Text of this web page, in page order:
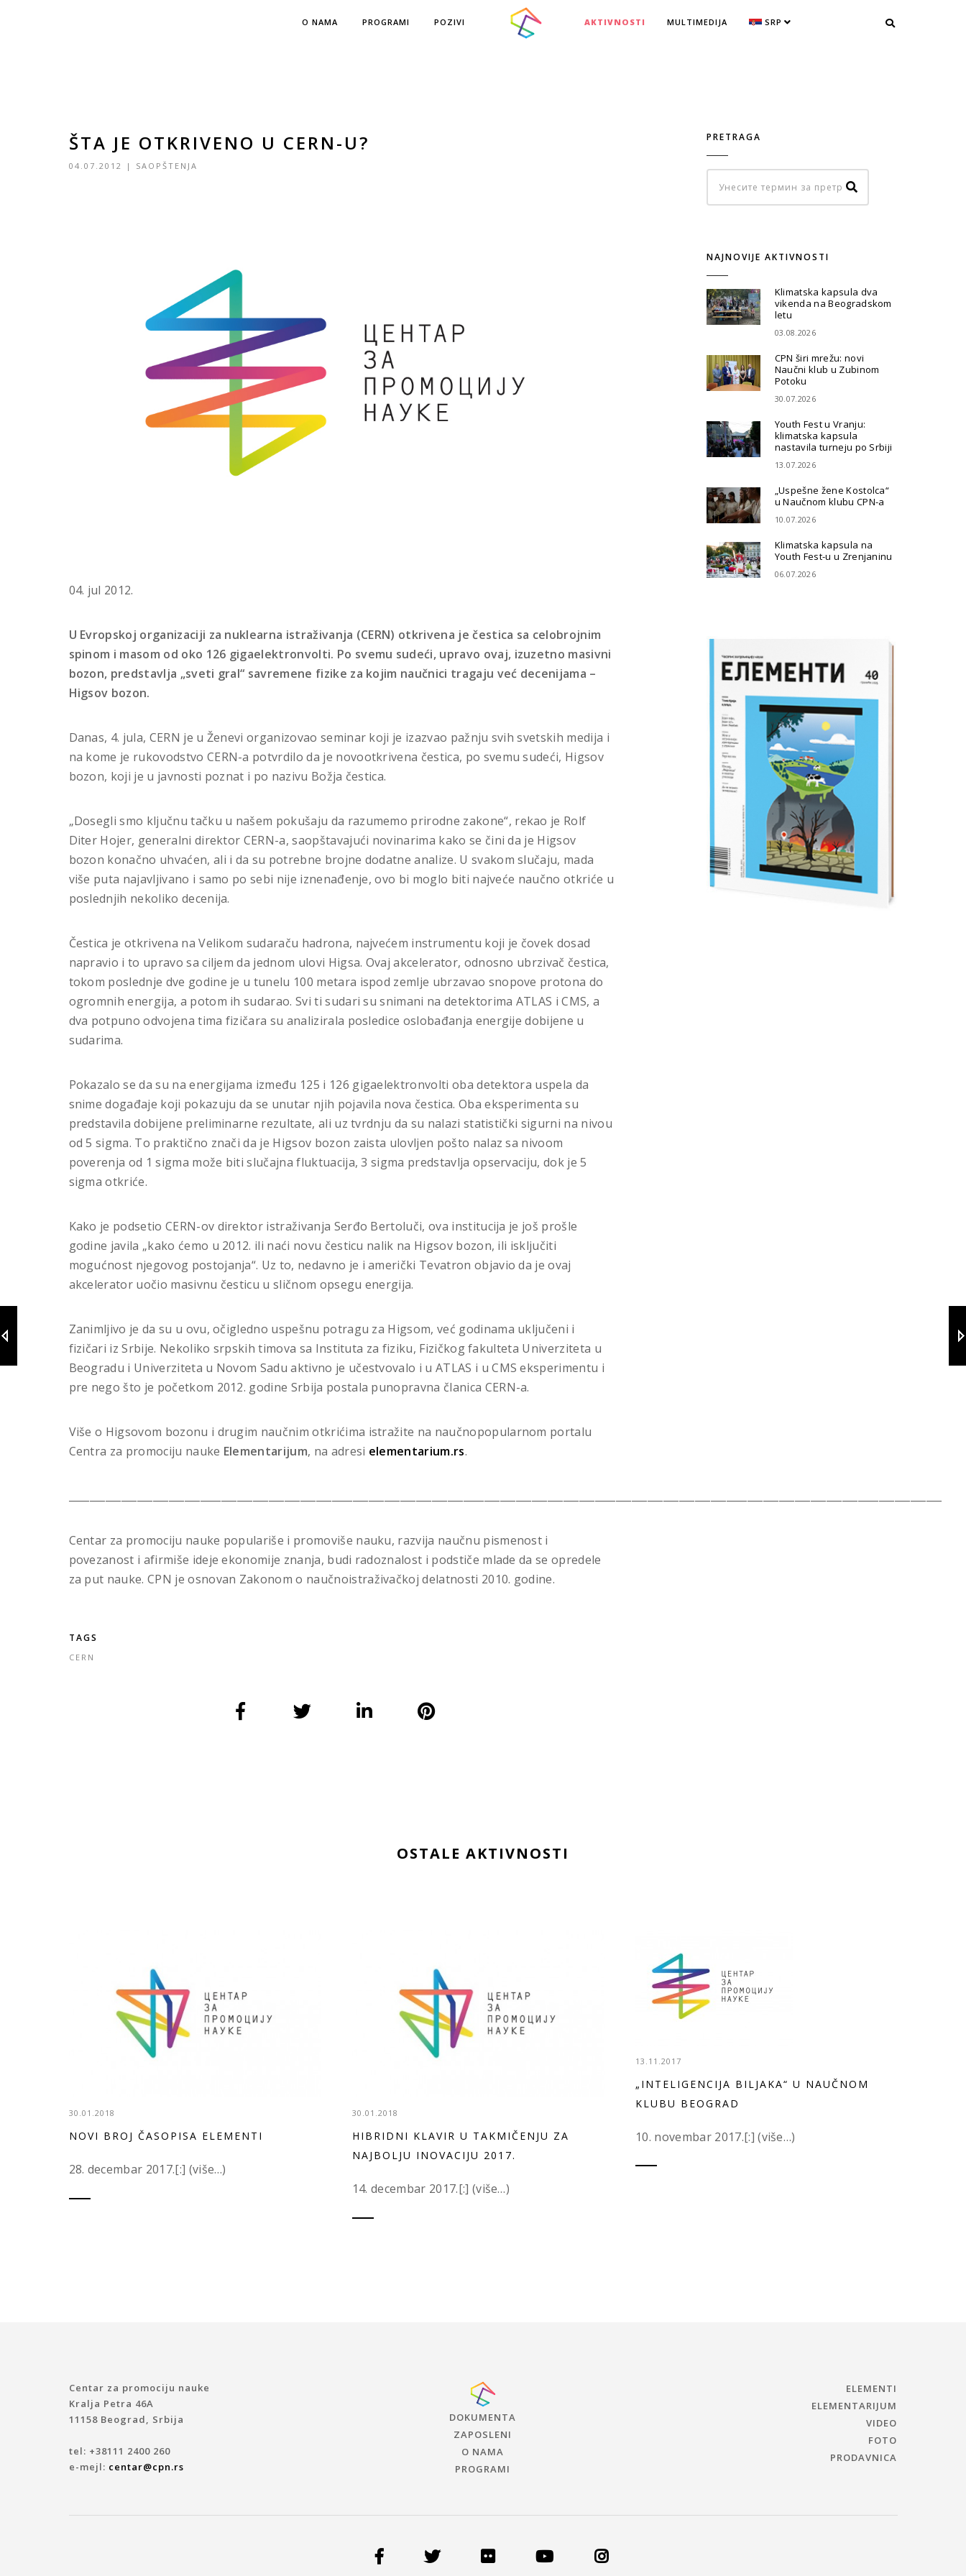
O NAMA PROGRAMI POZIVI AKTIVNOSTI MULTIMEDIJA SRP
ŠTA JE OTKRIVENO U CERN-U?
04.07.2012 | SAOPŠTENJA
04. jul 2012.
U Evropskoj organizaciji za nuklearna istraživanja (CERN) otkrivena je čestica sa celobrojnim
spinom i masom od oko 126 gigaelektronvolti. Po svemu sudeći, upravo ovaj, izuzetno masivni
bozon, predstavlja „sveti gral“ savremene fizike za kojim naučnici tragaju već decenijama –
Higsov bozon.
Danas, 4. jula, CERN je u Ženevi organizovao seminar koji je izazvao pažnju svih svetskih medija i
na kome je rukovodstvo CERN-a potvrdilo da je novootkrivena čestica, po svemu sudeći, Higsov
bozon, koji je u javnosti poznat i po nazivu Božja čestica.
„Dosegli smo ključnu tačku u našem pokušaju da razumemo prirodne zakone“, rekao je Rolf
Diter Hojer, generalni direktor CERN-a, saopštavajući novinarima kako se čini da je Higsov
bozon konačno uhvaćen, ali i da su potrebne brojne dodatne analize. U svakom slučaju, mada
više puta najavljivano i samo po sebi nije iznenađenje, ovo bi moglo biti najveće naučno otkriće u
poslednjih nekoliko decenija.
Čestica je otkrivena na Velikom sudaraču hadrona, najvećem instrumentu koji je čovek dosad
napravio i to upravo sa ciljem da jednom ulovi Higsa. Ovaj akcelerator, odnosno ubrzivač čestica,
tokom poslednje dve godine je u tunelu 100 metara ispod zemlje ubrzavao snopove protona do
ogromnih energija, a potom ih sudarao. Svi ti sudari su snimani na detektorima ATLAS i CMS, a
dva potpuno odvojena tima fizičara su analizirala posledice oslobađanja energije dobijene u
sudarima.
Pokazalo se da su na energijama između 125 i 126 gigaelektronvolti oba detektora uspela da
snime događaje koji pokazuju da se unutar njih pojavila nova čestica. Oba eksperimenta su
predstavila dobijene preliminarne rezultate, ali uz tvrdnju da su nalazi statistički sigurni na nivou
od 5 sigma. To praktično znači da je Higsov bozon zaista ulovljen pošto nalaz sa nivoom
poverenja od 1 sigma može biti slučajna fluktuacija, 3 sigma predstavlja opservaciju, dok je 5
sigma otkriće.
Kako je podsetio CERN-ov direktor istraživanja Serđo Bertoluči, ova institucija je još prošle
godine javila „kako ćemo u 2012. ili naći novu česticu nalik na Higsov bozon, ili isključiti
mogućnost njegovog postojanja“. Uz to, nedavno je i američki Tevatron objavio da je ovaj
akcelerator uočio masivnu česticu u sličnom opsegu energija.
Zanimljivo je da su u ovu, očigledno uspešnu potragu za Higsom, već godinama uključeni i
fizičari iz Srbije. Nekoliko srpskih timova sa Instituta za fiziku, Fizičkog fakulteta Univerziteta u
Beogradu i Univerziteta u Novom Sadu aktivno je učestvovalo i u ATLAS i u CMS eksperimentu i
pre nego što je početkom 2012. godine Srbija postala punopravna članica CERN-a.
Više o Higsovom bozonu i drugim naučnim otkrićima istražite na naučnopopularnom portalu
Centra za promociju nauke Elementarijum, na adresi elementarium.rs.
Centar za promociju nauke populariše i promoviše nauku, razvija naučnu pismenost i
povezanost i afirmiše ideje ekonomije znanja, budi radoznalost i podstiče mlade da se opredele
za put nauke. CPN je osnovan Zakonom o naučnoistraživačkoj delatnosti 2010. godine.
TAGS
CERN
PRETRAGA
NAJNOVIJE AKTIVNOSTI
Klimatska kapsula dva
vikenda na Beogradskom
letu
03.08.2026
CPN širi mrežu: novi
Naučni klub u Zubinom
Potoku
30.07.2026
Youth Fest u Vranju:
klimatska kapsula
nastavila turneju po Srbiji
13.07.2026
„Uspešne žene Kostolca“
u Naučnom klubu CPN-a
10.07.2026
Klimatska kapsula na
Youth Fest-u u Zrenjaninu
06.07.2026
OSTALE AKTIVNOSTI
30.01.2018
NOVI BROJ ČASOPISA ELEMENTI
28. decembar 2017.[:] (više…)
30.01.2018
HIBRIDNI KLAVIR U TAKMIČENJU ZA
NAJBOLJU INOVACIJU 2017.
14. decembar 2017.[:] (više…)
13.11.2017
„INTELIGENCIJA BILJAKA“ U NAUČNOM
KLUBU BEOGRAD
10. novembar 2017.[:] (više…)
Centar za promociju nauke
Kralja Petra 46A
11158 Beograd, Srbija
tel: +38111 2400 260
e-mejl: centar@cpn.rs
DOKUMENTA
ZAPOSLENI
O NAMA
PROGRAMI
ELEMENTI
ELEMENTARIJUM
VIDEO
FOTO
PRODAVNICA